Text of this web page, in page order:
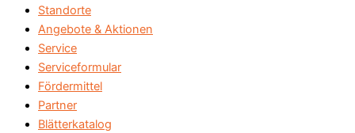
Standorte
Angebote & Aktionen
Service
Serviceformular
Fördermittel
Partner
Blätterkatalog